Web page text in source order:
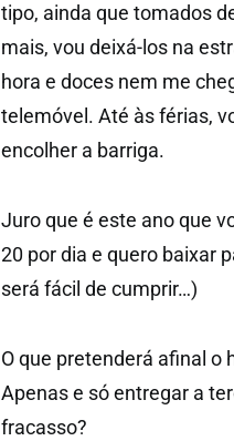
tipo, ainda que tomados
mais, vou deixá-los na
hora e doces nem me
telemóvel. Até às férias,
encolher a barriga.
Juro que é este ano que
20 por dia e quero baixar
será fácil de cumprir…)
O que pretenderá afinal o
Apenas e só entregar a
fracasso?